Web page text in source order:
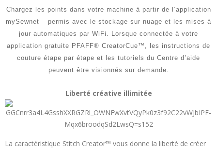
Chargez les points dans votre machine à partir de l’application
mySewnet – permis avec le stockage sur nuage et les mises à
jour automatiques par WiFi. Lorsque connectée à votre
application gratuite PFAFF® CreatorCue™, les instructions de
couture étape par étape et les tutoriels du Centre d’aide
peuvent être visionnés sur demande.
Liberté créative illimitée
La caractéristique Stitch Creator™ vous donne la liberté de créer